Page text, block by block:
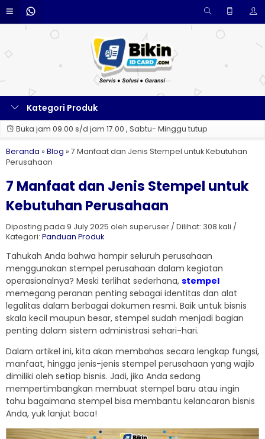
Kategori Produk
Buka jam 09.00 s/d jam 17.00 , Sabtu- Minggu tutup
Beranda » Blog » 7 Manfaat dan Jenis Stempel untuk Kebutuhan
Perusahaan
7 Manfaat dan Jenis Stempel untuk
Kebutuhan Perusahaan
Diposting pada 9 July 2025 oleh superuser / Dilihat: 308 kali /
Kategori: Panduan Produk
Tahukah Anda bahwa hampir seluruh perusahaan
menggunakan stempel perusahaan dalam kegiatan
operasionalnya? Meski terlihat sederhana, stempel
memegang peranan penting sebagai identitas dan alat
legalitas dalam berbagai dokumen resmi. Baik untuk bisnis
skala kecil maupun besar, stempel sudah menjadi bagian
penting dalam sistem administrasi sehari-hari.
Dalam artikel ini, kita akan membahas secara lengkap fungsi,
manfaat, hingga jenis-jenis stempel perusahaan yang wajib
dimiliki oleh setiap bisnis. Jadi, jika Anda sedang
mempertimbangkan membuat stempel baru atau ingin
tahu bagaimana stempel bisa membantu kelancaran bisnis
Anda, yuk lanjut baca!